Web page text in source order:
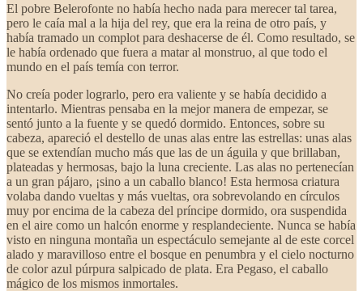
El pobre Belerofonte no había hecho nada para merecer tal tarea,
pero le caía mal a la hija del rey, que era la reina de otro país, y
había tramado un complot para deshacerse de él. Como resultado, se
le había ordenado que fuera a matar al monstruo, al que todo el
mundo en el país temía con terror.
No creía poder lograrlo, pero era valiente y se había decidido a
intentarlo. Mientras pensaba en la mejor manera de empezar, se
sentó junto a la fuente y se quedó dormido. Entonces, sobre su
cabeza, apareció el destello de unas alas entre las estrellas: unas alas
que se extendían mucho más que las de un águila y que brillaban,
plateadas y hermosas, bajo la luna creciente. Las alas no pertenecían
a un gran pájaro, ¡sino a un caballo blanco! Esta hermosa criatura
volaba dando vueltas y más vueltas, ora sobrevolando en círculos
muy por encima de la cabeza del príncipe dormido, ora suspendida
en el aire como un halcón enorme y resplandeciente. Nunca se había
visto en ninguna montaña un espectáculo semejante al de este corcel
alado y maravilloso entre el bosque en penumbra y el cielo nocturno
de color azul púrpura salpicado de plata. Era Pegaso, el caballo
mágico de los mismos inmortales.